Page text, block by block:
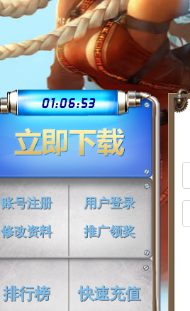
01:06:54
账号注册
用户登录
修改资料
推广领奖
排行榜 快速充值